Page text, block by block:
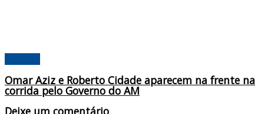
Omar Aziz e Roberto Cidade aparecem na frente na
corrida pelo Governo do AM